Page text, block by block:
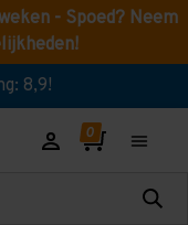
- Spoed? Neem
8,9!